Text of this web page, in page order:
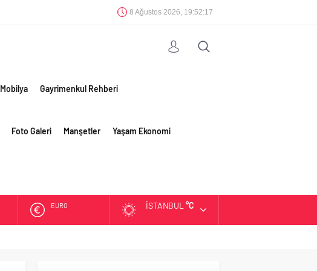
8 Ağustos 2026, 19:52:17
Mobilya Gayrimenkul Rehberi
Foto Galeri Manşetler Yaşam Ekonomi
EURO İSTANBUL °C